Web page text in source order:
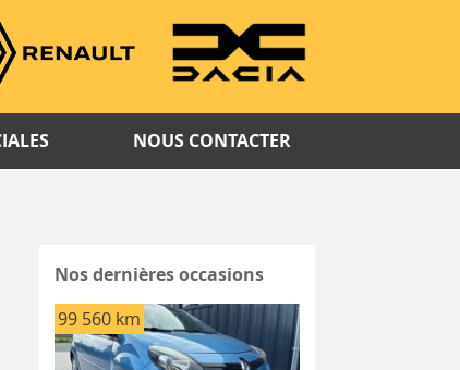
NOUS CONTACTER
Nos dernières occasions
99 560 km